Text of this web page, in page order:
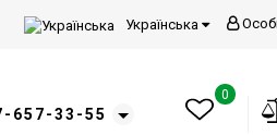
Українська
657-33-55
0